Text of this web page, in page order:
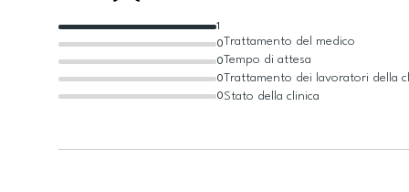
0
0
0
0
1
Trattamento del medico
Tempo di attesa
Trattamento dei lavoratori della
Stato della clinica